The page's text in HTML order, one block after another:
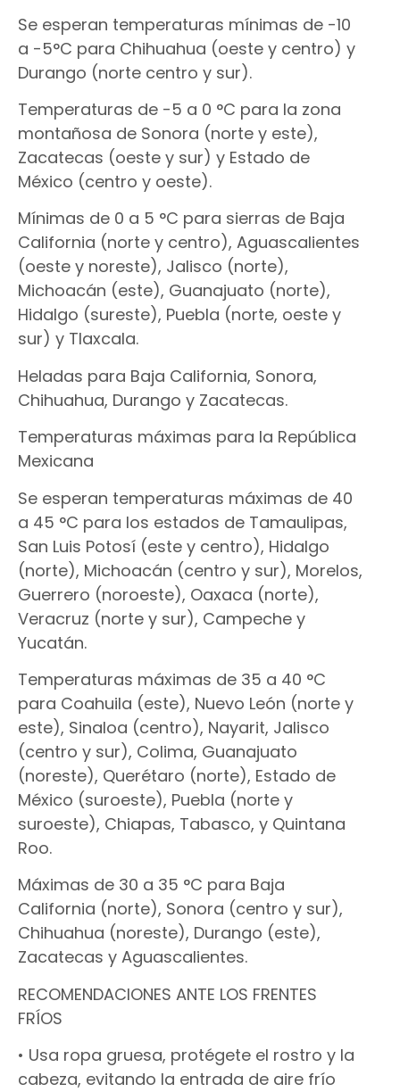
Se esperan temperaturas mínimas de -10
a -5°C para Chihuahua (oeste y centro) y
Durango (norte centro y sur).
Temperaturas de -5 a 0 °C para la zona
montañosa de Sonora (norte y este),
Zacatecas (oeste y sur) y Estado de
México (centro y oeste).
Mínimas de 0 a 5 °C para sierras de Baja
California (norte y centro), Aguascalientes
(oeste y noreste), Jalisco (norte),
Michoacán (este), Guanajuato (norte),
Hidalgo (sureste), Puebla (norte, oeste y
sur) y Tlaxcala.
Heladas para Baja California, Sonora,
Chihuahua, Durango y Zacatecas.
Temperaturas máximas para la República
Mexicana
Se esperan temperaturas máximas de 40
a 45 °C para los estados de Tamaulipas,
San Luis Potosí (este y centro), Hidalgo
(norte), Michoacán (centro y sur), Morelos,
Guerrero (noroeste), Oaxaca (norte),
Veracruz (norte y sur), Campeche y
Yucatán.
Temperaturas máximas de 35 a 40 °C
para Coahuila (este), Nuevo León (norte y
este), Sinaloa (centro), Nayarit, Jalisco
(centro y sur), Colima, Guanajuato
(noreste), Querétaro (norte), Estado de
México (suroeste), Puebla (norte y
suroeste), Chiapas, Tabasco, y Quintana
Roo.
Máximas de 30 a 35 °C para Baja
California (norte), Sonora (centro y sur),
Chihuahua (noreste), Durango (este),
Zacatecas y Aguascalientes.
RECOMENDACIONES ANTE LOS FRENTES
FRÍOS
• Usa ropa gruesa, protégete el rostro y la
cabeza, evitando la entrada de aire frío